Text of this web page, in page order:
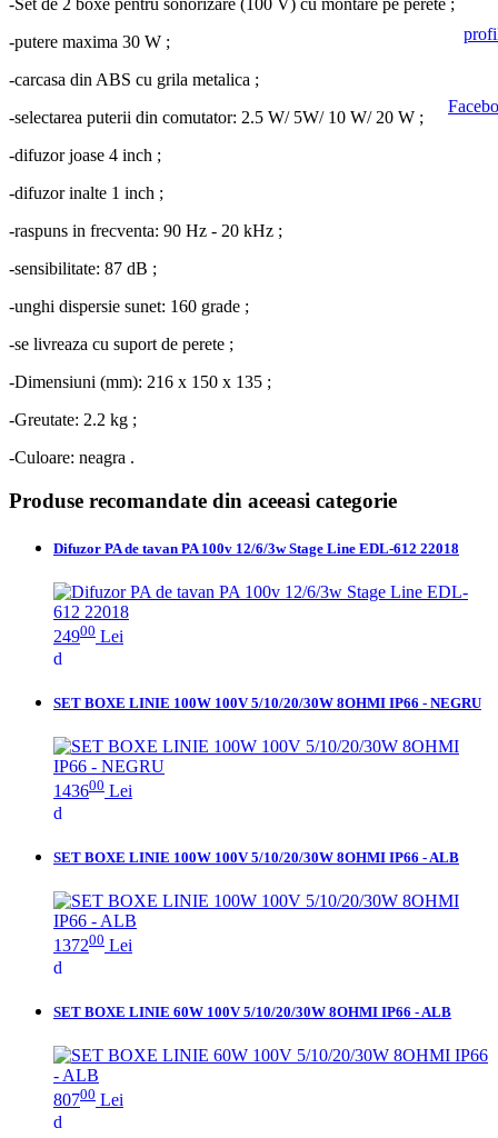
-putere maxima 30 W ;
-carcasa din ABS cu grila metalica ;
-selectarea puterii din comutator: 2.5 W/ 5W/ 10 W/ 20 W ;
-difuzor joase 4 inch ;
-difuzor inalte 1 inch ;
-raspuns in frecventa: 90 Hz - 20 kHz ;
-sensibilitate: 87 dB ;
-unghi dispersie sunet: 160 grade ;
-se livreaza cu suport de perete ;
-Dimensiuni (mm): 216 x 150 x 135 ;
-Greutate: 2.2 kg ;
-Culoare: neagra .
Produse recomandate din aceeasi categorie
Difuzor PA de tavan PA 100v 12/6/3w Stage Line EDL-612 22018
24900 Lei
SET BOXE LINIE 100W 100V 5/10/20/30W 8OHMI IP66 - NEGRU
143600 Lei
SET BOXE LINIE 100W 100V 5/10/20/30W 8OHMI IP66 - ALB
137200 Lei
SET BOXE LINIE 60W 100V 5/10/20/30W 8OHMI IP66 - ALB
80700 Lei